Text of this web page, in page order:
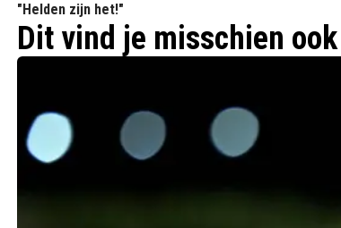
"Helden zijn het!"
Dit vind je misschien